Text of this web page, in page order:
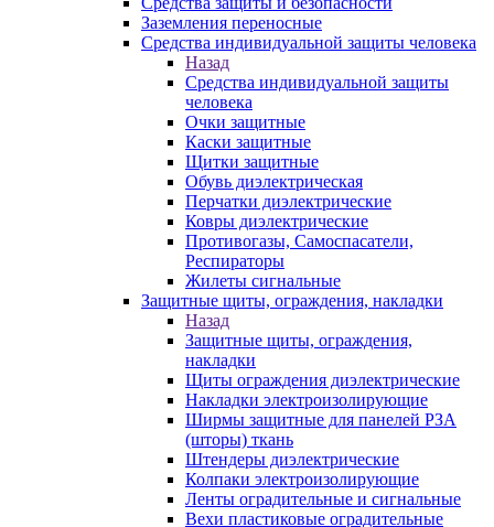
Заземления переносные
Средства индивидуальной защиты человека
Назад
Средства индивидуальной защиты
человека
Очки защитные
Каски защитные
Щитки защитные
Обувь диэлектрическая
Перчатки диэлектрические
Ковры диэлектрические
Противогазы, Самоспасатели,
Респираторы
Жилеты сигнальные
Защитные щиты, ограждения, накладки
Назад
Защитные щиты, ограждения,
накладки
Щиты ограждения диэлектрические
Накладки электроизолирующие
Ширмы защитные для панелей РЗА
(шторы) ткань
Штендеры диэлектрические
Колпаки электроизолирующие
Ленты оградительные и сигнальные
Вехи пластиковые оградительные